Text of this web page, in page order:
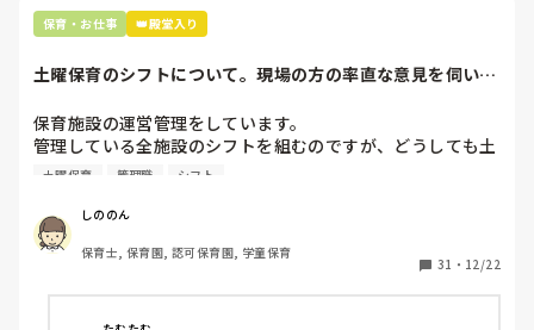
子どもにも好かれて保護者にも好かれて同僚にも好かれて上
司にも気に入られて…そんな人いるの？
2:6:2なわけだ。10人いれば、好き、どちらでもない、嫌
ほどよい距離でかかわるのは大事だけど、それでいい環境っ
てつくれるのかな？みんながみんな様子見て遠慮して…も
う、わかりません。意見を言い合う関係も大事なんじゃない
ちょっと話がズレたり長文でごめんなさい。
目を通していただいた方、ありがとうございます。
保育・お仕事 👑殿堂入り
土曜保育のシフトについて。現場の方の率直な意見を伺いた
保育施設の運営管理をしています。
管理している全施設のシフトを組むのですが、どうしても土
曜保育だけは入れる方が少なく、いつも苦労しています。
て入職しているはずですが、いざ勤務が始まると一日も土曜
出勤が出来ない方ばかりです。
①土曜日の希望休は2日まで、と制限をかける
土曜保育 管理職 シフト
しののん
保育士, 保育園, 認可保育園, 学童保育
31 ・ 12/22